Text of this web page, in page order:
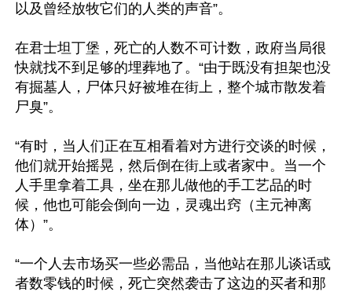
以及曾经放牧它们的人类的声音”。
在君士坦丁堡，死亡的人数不可计数，政府当局很
快就找不到足够的埋葬地了。“由于既没有担架也没
有掘墓人，尸体只好被堆在街上，整个城市散发着
尸臭”。
“有时，当人们正在互相看着对方进行交谈的时候，
他们就开始摇晃，然后倒在街上或者家中。当一个
人手里拿着工具，坐在那儿做他的手工艺品的时
候，他也可能会倒向一边，灵魂出窍（主元神离
体）”。
“一个人去市场买一些必需品，当他站在那儿谈话或
者数零钱的时候，死亡突然袭击了这边的买者和那